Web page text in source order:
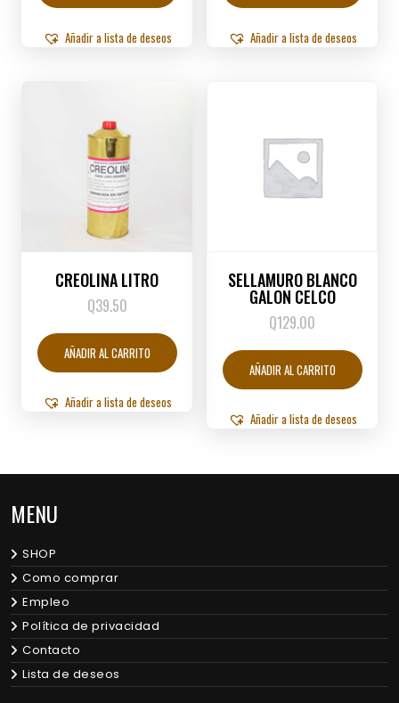
Añadir a lista de deseos Añadir a lista de deseos
CREOLINA LITRO
Q39.50
AÑADIR AL CARRITO
Añadir a lista de deseos
SELLAMURO BLANCO
GALON CELCO
Q129.00
AÑADIR AL CARRITO
Añadir a lista de deseos
MENU
SHOP
Como comprar
Empleo
Política de privacidad
Contacto
Lista de deseos